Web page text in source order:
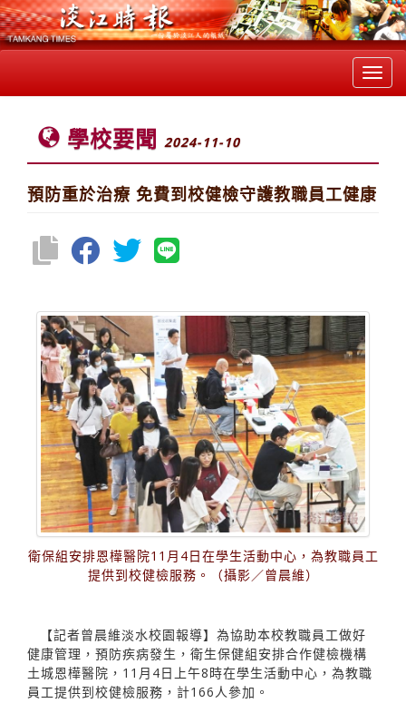
學校要聞 2024-11-10
預防重於治療 免費到校健檢守護教職員工健康
衛保組安排恩樺醫院11月4日在學生活動中心，為教職員工
提供到校健檢服務。（攝影／曾晨維）
【記者曾晨維淡水校園報導】為協助本校教職員工做好
健康管理，預防疾病發生，衛生保健組安排合作健檢機構
土城恩樺醫院，11月4日上午8時在學生活動中心，為教職
員工提供到校健檢服務，計166人參加。